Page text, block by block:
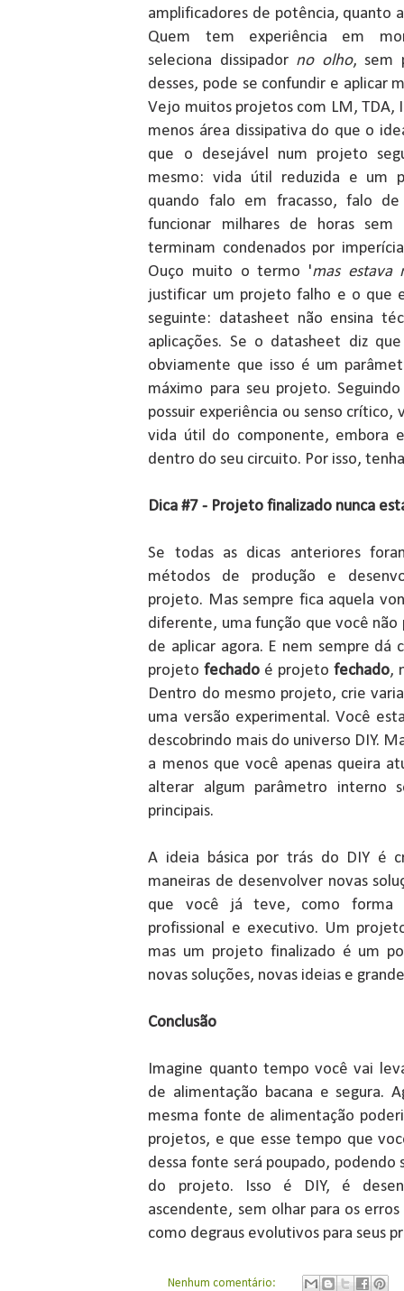
amplificadores de potência, quanto
Quem tem experiência em
seleciona dissipador no olho, sem
desses, pode se confundir e aplicar
Vejo muitos projetos com LM, TDA,
menos área dissipativa do que o
que o desejável num projeto
mesmo: vida útil reduzida e um
quando falo em fracasso, falo
funcionar milhares de horas
terminam condenados por
Ouço muito o termo 'mas estava
justificar um projeto falho e o que
seguinte: datasheet não ensina
aplicações. Se o datasheet diz
obviamente que isso é um
máximo para seu projeto.
possuir experiência ou senso
vida útil do componente, embora
dentro do seu circuito. Por isso,
Dica #7 - Projeto finalizado nunca
Se todas as dicas anteriores
métodos de produção e
projeto. Mas sempre fica aquela
diferente, uma função que você não
de aplicar agora. E nem sempre dá
projetofechado é projeto fechado,
Dentro do mesmo projeto, crie
uma versão experimental. Você
descobrindo mais do universo DIY.
a menos que você apenas queira
alterar algum parâmetro interno
principais.
A ideia básica por trás do DIY é
maneiras de desenvolver novas
que você já teve, como forma
profissional e executivo. Um
mas um projeto finalizado é um
novas soluções, novas ideias e
Conclusão
Imagine quanto tempo você vai
de alimentação bacana e segura.
mesma fonte de alimentação
projetos, e que esse tempo que
dessa fonte será poupado, podendo
do projeto. Isso é DIY, é
ascendente, sem olhar para os
como degraus evolutivos para seus
Nenhum comentário: